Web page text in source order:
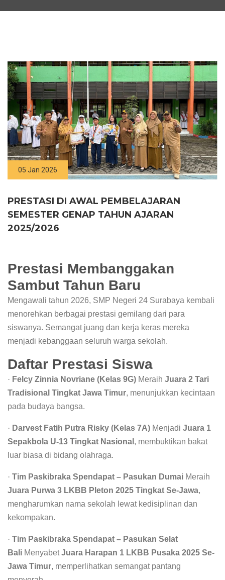
05 Jan 2026
PRESTASI DI AWAL PEMBELAJARAN
SEMESTER GENAP TAHUN AJARAN
2025/2026
Prestasi Membanggakan
Sambut Tahun Baru
Mengawali tahun 2026, SMP Negeri 24 Surabaya kembali
menorehkan berbagai prestasi gemilang dari para
siswanya. Semangat juang dan kerja keras mereka
menjadi kebanggaan seluruh warga sekolah.
Daftar Prestasi Siswa
· Felcy Zinnia Novriane (Kelas 9G) Meraih Juara 2 Tari
Tradisional Tingkat Jawa Timur, menunjukkan kecintaan
pada budaya bangsa.
· Darvest Fatih Putra Risky (Kelas 7A) Menjadi Juara 1
Sepakbola U-13 Tingkat Nasional , membuktikan bakat
luar biasa di bidang olahraga.
· Tim Paskibraka Spendapat – Pasukan Dumai Meraih
Juara Purwa 3 LKBB Pleton 2025 Tingkat Se-Jawa,
mengharumkan nama sekolah lewat kedisiplinan dan
kekompakan.
· Tim Paskibraka Spendapat – Pasukan Selat
Bali MenyabetJuara Harapan 1 LKBB Pusaka 2025 Se-
Jawa Timur, memperlihatkan semangat pantang